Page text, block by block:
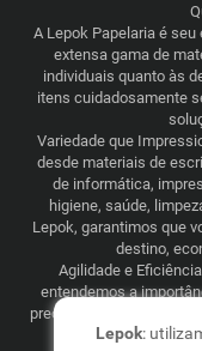
A Lepok Papelaria é
extensa gama de
individuais quanto às
itens cuidadosamente
Variedade que
desde materiais de
de informática,
higiene, saúde,
Lepok, garantimos que
destino,
Agilidade e
entendemos a
preços justos e
que abrange todo
Lepok: